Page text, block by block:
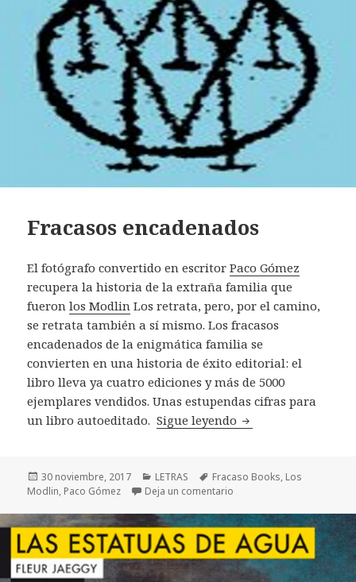
Fracasos encadenados
El fotógrafo convertido en escritorPaco Gómez
recupera la historia de la extraña familia que
fueronlos Modlin Los retrata, pero, por el camino,
se retrata también a sí mismo. Los fracasos
encadenados de la enigmática familia se
convierten en una historia de éxito editorial: el
libro lleva ya cuatro ediciones y más de 5000
ejemplares vendidos. Unas estupendas cifras para
un libro autoeditado.Sigue leyendo Fracasos
Publicado
el
30 noviembre, 2017 Categorías
LETRAS Etiquetas
Fracaso Books, Los
Modlin, Paco Gómez Deja un comentario